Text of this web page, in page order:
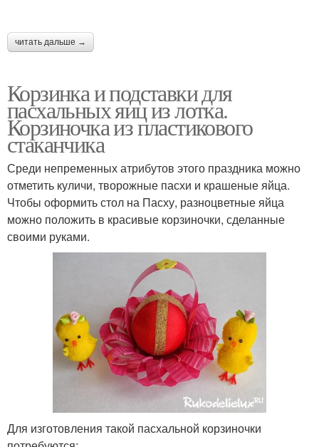
читать дальше →
Корзинка и подставки для
пасхальных яиц из лотка.
Корзиночка из пластикового
стаканчика
Среди непременных атрибутов этого праздника можно
отметить куличи, творожные пасхи и крашеные яйца.
Чтобы оформить стол на Пасху, разноцветные яйца
можно положить в красивые корзиночки, сделанные
своими руками.
Для изготовления такой пасхальной корзиночки